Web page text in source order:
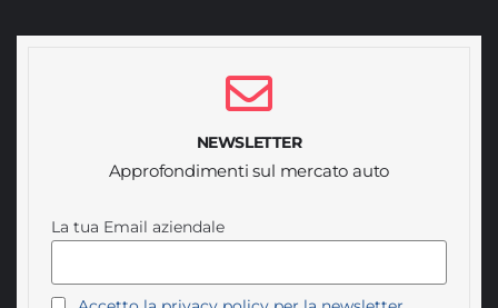
NEWSLETTER
Approfondimenti sul mercato auto
La tua Email aziendale